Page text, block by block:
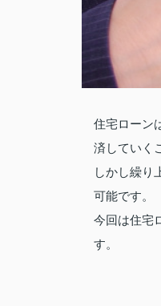
住宅ローン
済していく
しかし繰り
可能です。
今回は住宅
す。